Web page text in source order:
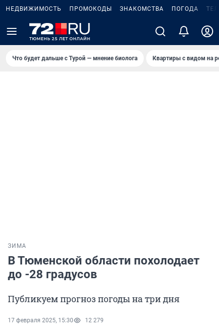
НЕДВИЖИМОСТЬ ПРОМОКОДЫ ЗНАКОМСТВА ПОГОДА
Что будет дальше с Турой — мнение биолога Квартиры с видом на
ЗИМА
В Тюменской области похолодает
до -28 градусов
Публикуем прогноз погоды на три дня
17 февраля 2025, 15:30 12 279